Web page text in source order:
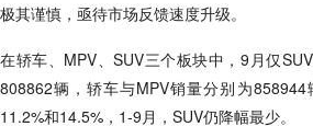
极其谨慎，亟待市场反馈速度升级。
在轿车、MPV、SUV三个板块中，9月仅
808862辆，轿车与MPV销量分别为
11.2%和14.5%，1-9月，SUV仍降幅最少。